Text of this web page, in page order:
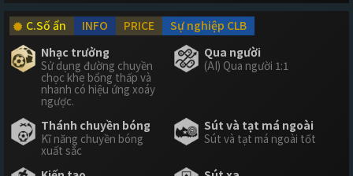
C.Số ẩn INFO PRICE
Sự nghiệp CLB
Nhạc trưởng
Sử dụng đường chuyền
chọc khe bổng thấp và
nhanh có hiệu ứng xoáy
ngược.
Qua người
(AI) Qua người 1:1
Thánh chuyền bóng
Kĩ năng chuyền bóng
xuất sắc
Sút và tạt má ngoài
Sút và tạt má ngoài tốt